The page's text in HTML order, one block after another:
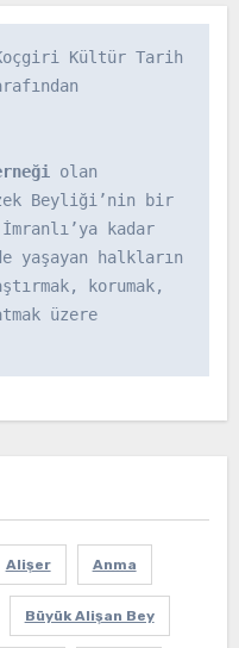
Kültür Tarih
olan
Beyliği’nin bir
kadar
yaşayan halkların
korumak,
üzere
Alişer Anma
Büyük Alişan Bey